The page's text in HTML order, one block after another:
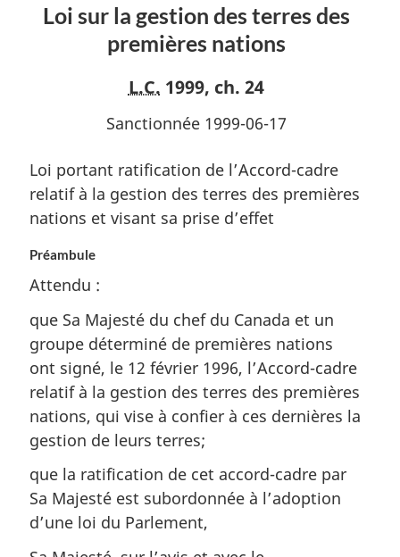
Loi sur la gestion des terres des
premières nations
L.C. 1999, ch. 24
Sanctionnée 1999-06-17
Loi portant ratification de l’Accord-cadre
relatif à la gestion des terres des premières
nations et visant sa prise d’effet
Préambule
Attendu :
que Sa Majesté du chef du Canada et un
groupe déterminé de premières nations
ont signé, le 12 février 1996, l’Accord-cadre
relatif à la gestion des terres des premières
nations, qui vise à confier à ces dernières la
gestion de leurs terres;
que la ratification de cet accord-cadre par
Sa Majesté est subordonnée à l’adoption
d’une loi du Parlement,